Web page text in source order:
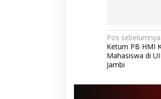
g
o
U
s
d
N
a
v
i
Pos sebelumnya
Ketum PB HMI
Mahasiswa di
Jambi